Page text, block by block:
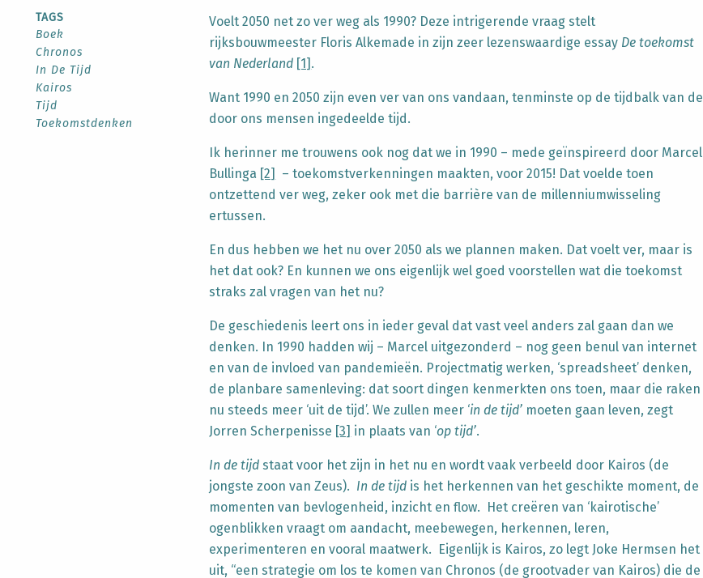
TAGS
Boek
Chronos
In De Tijd
Kairos
Tijd
Toekomstdenken
Voelt 2050 net zo ver weg als 1990? Deze intrigerende vraag stelt
rijksbouwmeester Floris Alkemade in zijn zeer lezenswaardige essay De toekomst
van Nederland [1] .
Want 1990 en 2050 zijn even ver van ons vandaan, tenminste op de tijdbalk van de
door ons mensen ingedeelde tijd.
Ik herinner me trouwens ook nog dat we in 1990 – mede geïnspireerd door Marcel
Bullinga [2]
– toekomstverkenningen maakten, voor 2015! Dat voelde toen
ontzettend ver weg, zeker ook met die barrière van de millenniumwisseling
ertussen.
En dus hebben we het nu over 2050 als we plannen maken. Dat voelt ver, maar is
het dat ook? En kunnen we ons eigenlijk wel goed voorstellen wat die toekomst
straks zal vragen van het nu?
De geschiedenis leert ons in ieder geval dat vast veel anders zal gaan dan we
denken. In 1990 hadden wij – Marcel uitgezonderd – nog geen benul van internet
en van de invloed van pandemieën. Projectmatig werken, ‘spreadsheet’ denken,
de planbare samenleving: dat soort dingen kenmerkten ons toen, maar die raken
nu steeds meer ‘uit de tijd’. We zullen meer ‘in de tijd’ moeten gaan leven, zegt
Jorren Scherpenisse [3] in plaats van ‘op tijd’.
In de tijd staat voor het zijn in het nu en wordt vaak verbeeld door Kairos (de
jongste zoon van Zeus). In de tijd is het herkennen van het geschikte moment, de
momenten van bevlogenheid, inzicht en flow. Het creëren van ‘kairotische’
ogenblikken vraagt om aandacht, meebewegen, herkennen, leren,
experimenteren en vooral maatwerk. Eigenlijk is Kairos, zo legt Joke Hermsen het
uit, “een strategie om los te komen van Chronos (de grootvader van Kairos) die de